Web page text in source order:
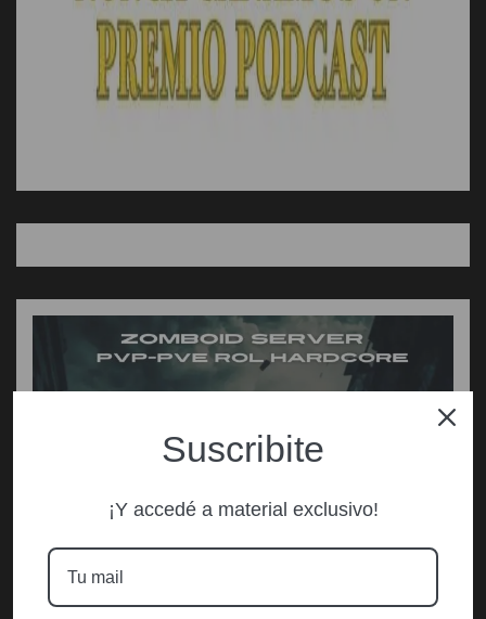
Suscribite
¡Y accedé a material exclusivo!